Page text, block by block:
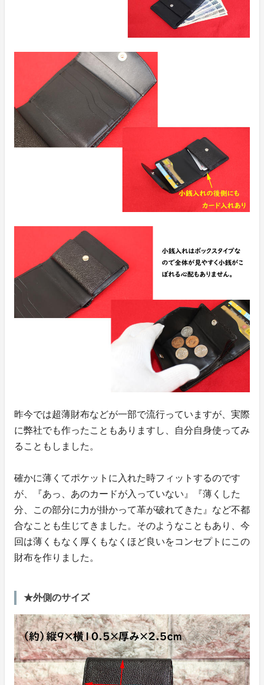
昨今では超薄財布などが一部で流行っていますが、実際
に弊社でも作ったこともありますし、自分自身使ってみ
ることもしました。
確かに薄くてポケットに入れた時フィットするのです
が、『あっ、あのカードが入っていない』『薄くした
分、この部分に力が掛かって革が破れてきた』など不都
合なことも生じてきました。そのようなこともあり、今
回は薄くもなく厚くもなくほど良いをコンセプトにこの
財布を作りました。
★外側のサイズ